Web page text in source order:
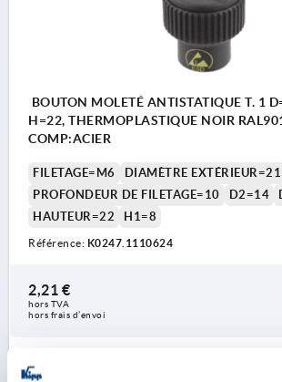
BOUTON MOLETÉ ANTISTATIQUE T. 1
H=22, THERMOPLASTIQUE NOIR
COMP:ACIER
FILETAGE=M6
DIAMÈTRE EXTÉRIEUR=21
PROFONDEUR DE FILETAGE=10
D2=14
HAUTEUR=22
H1=8
Référence: K0247.1110624
2,21 €
hors TVA
hors frais d’envoi
K0247